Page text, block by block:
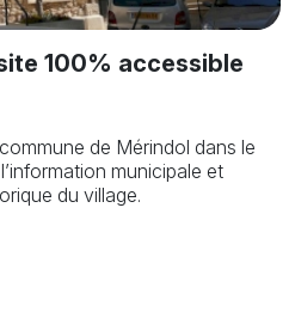
100% accessible
de Mérindol dans le
municipale et
du village.